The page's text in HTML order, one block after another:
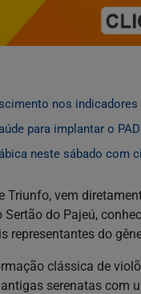
nos indicadores
para implantar o
neste sábado com
Triunfo, vem
do Pajeú,
representantes do
clássica de
serenatas com